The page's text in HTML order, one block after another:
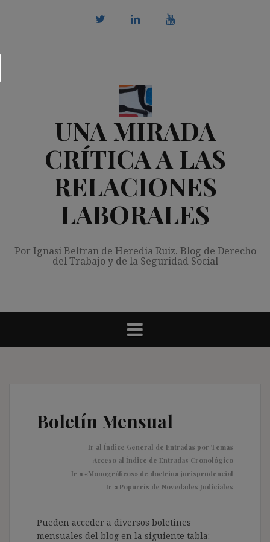
UNA MIRADA
CRÍTICA A LAS
RELACIONES
LABORALES
Por Ignasi Beltran de Heredia Ruiz. Blog de Derecho
del Trabajo y de la Seguridad Social
Boletín Mensual
Ir al Índice General de Entradas por Temas
Acceso al Índice de Entradas Cronológico
Ir a «Monográficos» de doctrina jurisprudencial
Ir a Popurrís de Novedades Judiciales
Pueden acceder a diversos boletines
mensuales del blog en la siguiente tabla: